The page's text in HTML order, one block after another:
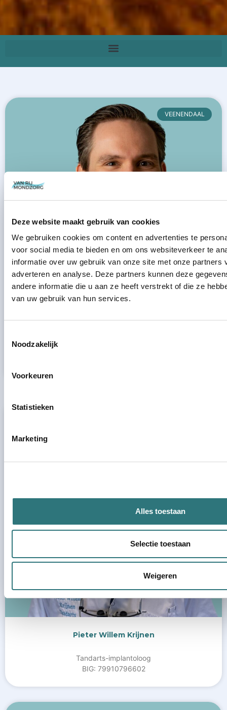
Deze website maakt gebruik van cookies
We gebruiken cookies om content en advertenties te
voor social media te bieden en om ons websiteverkeer te
informatie over uw gebruik van onze site met onze partners
adverteren en analyse. Deze partners kunnen deze
andere informatie die u aan ze heeft verstrekt of die ze
van uw gebruik van hun services.
Noodzakelijk
Voorkeuren
Statistieken
Marketing
Alles toestaan
Selectie toestaan
Weigeren
VEENENDAAL
Pieter Willem Krijnen
Tandarts-implantoloog
BIG: 79910796602